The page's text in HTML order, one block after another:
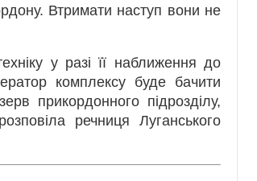
Втримати наступ вони не
у разі її наближення до
комплексу буде бачити
прикордонного підрозділу,
речниця Луганського